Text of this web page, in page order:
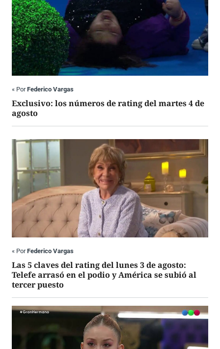
« PorFederico Vargas
Exclusivo: los números de rating del martes 4 de
agosto
« PorFederico Vargas
Las 5 claves del rating del lunes 3 de agosto:
Telefe arrasó en el podio y América se subió al
tercer puesto